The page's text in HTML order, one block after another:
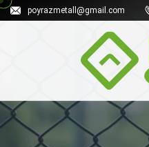
poyrazmetall@gmail.com